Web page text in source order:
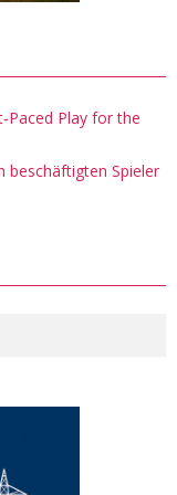
Play for the
beschäftigten Spieler